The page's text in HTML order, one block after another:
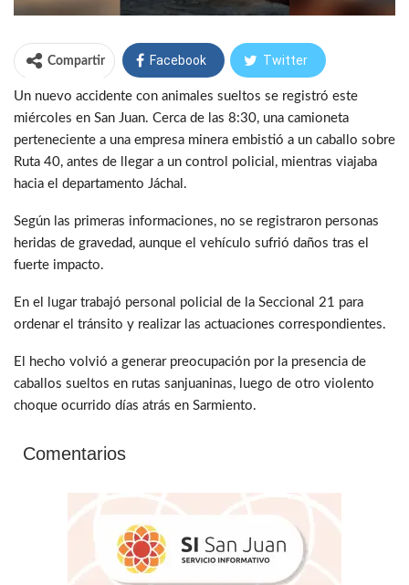
Compartir Facebook Twitter
WhatsApp Telegram
Un nuevo accidente con animales sueltos se registró este
miércoles en San Juan. Cerca de las 8:30, una camioneta
perteneciente a una empresa minera embistió a un caballo sobre
Ruta 40, antes de llegar a un control policial, mientras viajaba
hacia el departamento Jáchal.
Según las primeras informaciones, no se registraron personas
heridas de gravedad, aunque el vehículo sufrió daños tras el
fuerte impacto.
En el lugar trabajó personal policial de la Seccional 21 para
ordenar el tránsito y realizar las actuaciones correspondientes.
El hecho volvió a generar preocupación por la presencia de
caballos sueltos en rutas sanjuaninas, luego de otro violento
choque ocurrido días atrás en Sarmiento.
Comentarios